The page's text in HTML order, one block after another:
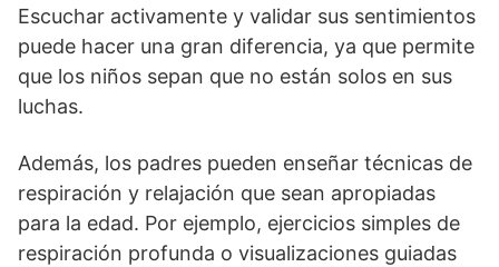
Escuchar activamente y validar sus sentimientos
puede hacer una gran diferencia, ya que permite
que los niños sepan que no están solos en sus
luchas.
Además, los padres pueden enseñar técnicas de
respiración y relajación que sean apropiadas
para la edad. Por ejemplo, ejercicios simples de
respiración profunda o visualizaciones guiadas